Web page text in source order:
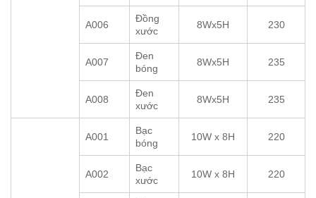
A006
Đồng
xước
8Wx5H 230
A007
Đen
bóng
8Wx5H 235
A008
Đen
xước
8Wx5H 235
A001
Bạc
bóng
10W x 8H 220
A002
Bạc
xước
10W x 8H 220